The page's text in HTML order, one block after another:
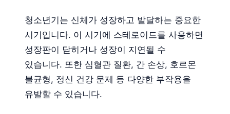
청소년기는 신체가 성장하고 발달하는 중요한
시기입니다. 이 시기에 스테로이드를 사용하면
성장판이 닫히거나 성장이 지연될 수
있습니다. 또한 심혈관 질환, 간 손상, 호르몬
불균형, 정신 건강 문제 등 다양한 부작용을
유발할 수 있습니다.